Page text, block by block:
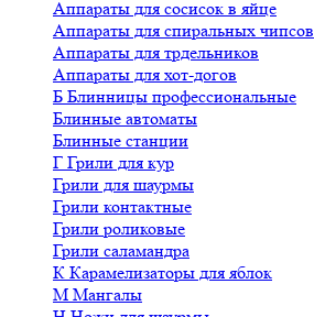
Аппараты для сосисок в яйце
Аппараты для спиральных чипсов
Аппараты для трдельников
Аппараты для хот-догов
Б Блинницы профессиональные
Блинные автоматы
Блинные станции
Г Грили для кур
Грили для шаурмы
Грили контактные
Грили роликовые
Грили саламандра
К Карамелизаторы для яблок
М Мангалы